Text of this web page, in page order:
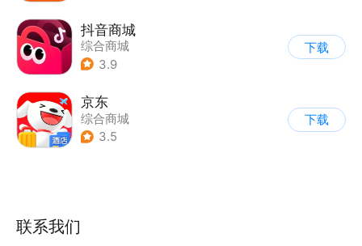
抖音商城
综合商城
3.9
下载
京东
综合商城
3.5
下载
联系我们